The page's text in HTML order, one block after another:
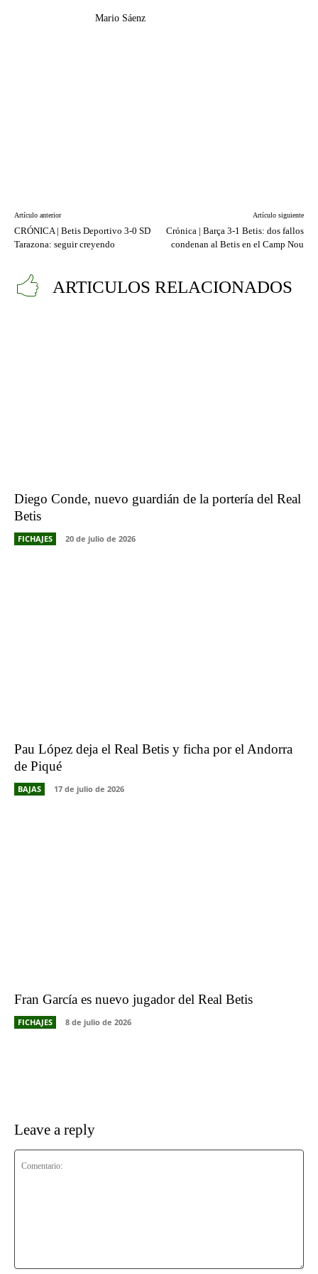
Mario Sáenz
Artículo anterior
CRÓNICA | Betis Deportivo 3-0 SD
Tarazona: seguir creyendo
Artículo siguiente
Crónica | Barça 3-1 Betis: dos fallos
condenan al Betis en el Camp Nou
ARTICULOS RELACIONADOS
Diego Conde, nuevo guardián de la portería del Real
Betis
FICHAJES 20 de julio de 2026
Pau López deja el Real Betis y ficha por el Andorra
de Piqué
BAJAS 17 de julio de 2026
Fran García es nuevo jugador del Real Betis
FICHAJES 8 de julio de 2026
Leave a reply